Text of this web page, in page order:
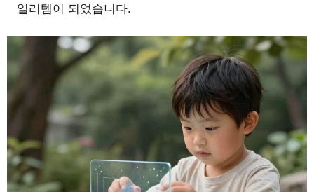
일리템이 되었습니다.